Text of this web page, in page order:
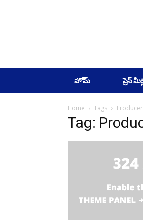
హోమ్ ప్రెస్
Home Tags
Tag: